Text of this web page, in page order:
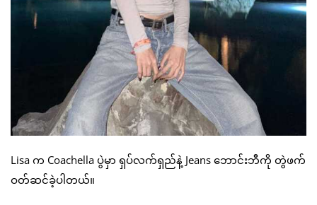
Lisa က Coachella ပွဲမှာ ရှပ်လက်ရှည်နဲ့ Jeans ဘောင်းဘီကို တွဲဖက်
ဝတ်ဆင်ခဲ့ပါတယ်။